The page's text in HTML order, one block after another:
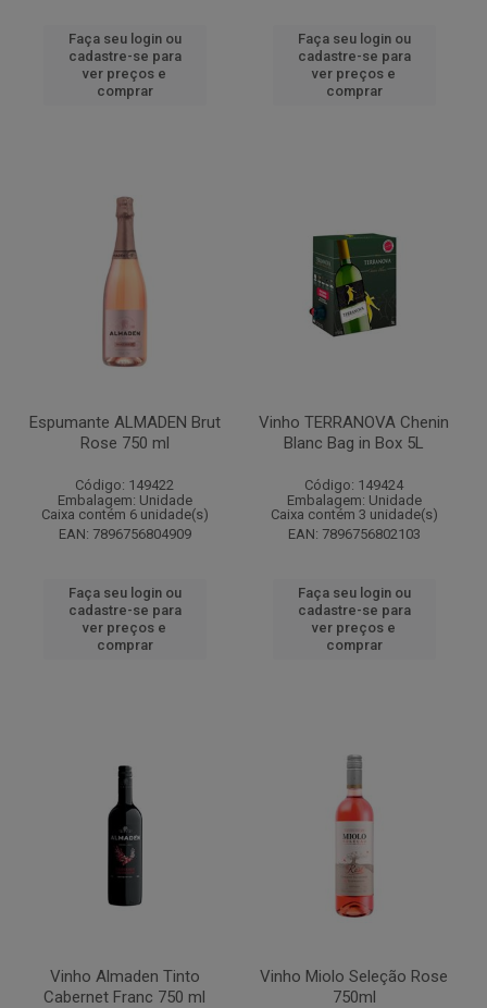
Faça seu login ou
cadastre-se para
ver preços e
comprar
Faça seu login ou
cadastre-se para
ver preços e
comprar
Espumante ALMADEN Brut
Rose 750 ml
Código: 149422
Embalagem: Unidade
Caixa contém 6 unidade(s)
EAN: 7896756804909
Faça seu login ou
cadastre-se para
ver preços e
comprar
Vinho TERRANOVA Chenin
Blanc Bag in Box 5L
Código: 149424
Embalagem: Unidade
Caixa contém 3 unidade(s)
EAN: 7896756802103
Faça seu login ou
cadastre-se para
ver preços e
comprar
Vinho Almaden Tinto
Cabernet Franc 750 ml
Vinho Miolo Seleção Rose
750ml